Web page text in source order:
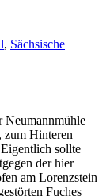
, Sächsische
Neumannmühle
zum Hinteren
Eigentlich sollte
der hier
am Lorenzstein
Fuches